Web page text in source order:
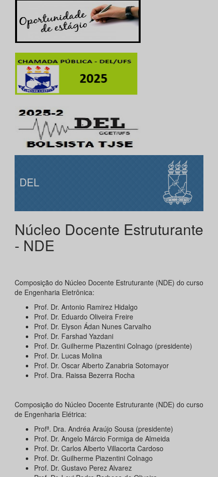
DEL
Núcleo Docente Estruturante
- NDE
Composição do Núcleo Docente Estruturante (NDE) do curso
de Engenharia Eletrônica:
Prof. Dr. Antonio Ramirez Hidalgo
Prof. Dr. Eduardo Oliveira Freire
Prof. Dr. Elyson Ádan Nunes Carvalho
Prof. Dr. Farshad Yazdani
Prof. Dr. Guilherme Piazentini Colnago (presidente)
Prof. Dr. Lucas Molina
Prof. Dr. Oscar Alberto Zanabria Sotomayor
Prof. Dra. Raissa Bezerra Rocha
Composição do Núcleo Docente Estruturante (NDE) do curso
de Engenharia Elétrica:
Profª. Dra. Andréa Araújo Sousa (presidente)
Prof. Dr. Angelo Márcio Formiga de Almeida
Prof. Dr. Carlos Alberto Villacorta Cardoso
Prof. Dr. Guilherme Piazentini Colnago
Prof. Dr. Gustavo Perez Alvarez